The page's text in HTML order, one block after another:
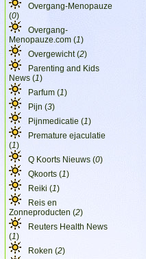
Overgang-Menopauze
(0)
Overgang-
Menopauze.com (1)
Overgewicht (2)
Parenting and Kids
News (1)
Parfum (1)
Pijn (3)
Pijnmedicatie (1)
Premature ejaculatie
(1)
Q Koorts Nieuws (0)
Qkoorts (1)
Reiki (1)
Reis en
Zonneproducten (2)
Reuters Health News
(1)
Roken (2)